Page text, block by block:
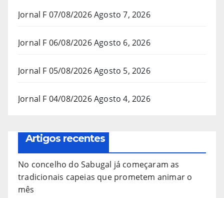
Jornal F 07/08/2026Agosto 7, 2026
Jornal F 06/08/2026Agosto 6, 2026
Jornal F 05/08/2026Agosto 5, 2026
Jornal F 04/08/2026Agosto 4, 2026
Artigos recentes
No concelho do Sabugal já começaram as
tradicionais capeias que prometem animar o
mês